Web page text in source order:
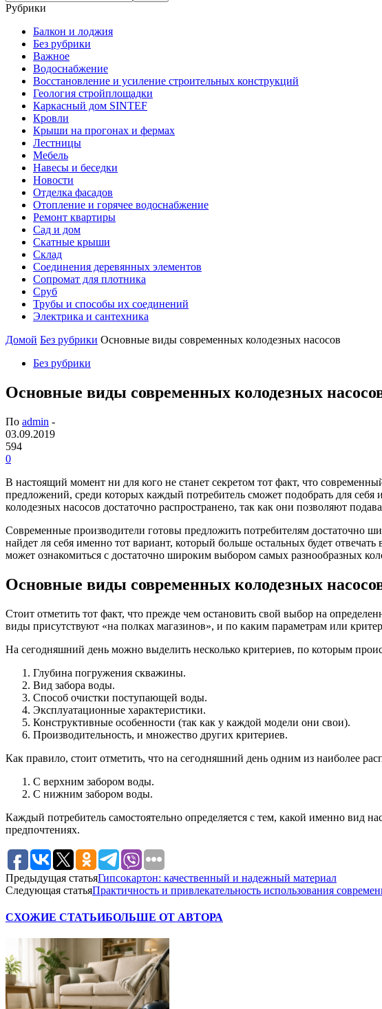
Рубрики
Балкон и лоджия
Без рубрики
Важное
Водоснабжение
Восстановление и усиление строительных конструкций
Геология стройплощадки
Каркасный дом SINTEF
Кровли
Крыши на прогонах и фермах
Лестницы
Мебель
Навесы и беседки
Новости
Отделка фасадов
Отопление и горячее водоснабжение
Ремонт квартиры
Сад и дом
Скатные крыши
Склад
Соединения деревянных элементов
Сопромат для плотника
Сруб
Трубы и способы их соединений
Электрика и сантехника
Домой Без рубрики Основные виды современных колодезных насосов
Без рубрики
Основные виды современных колодезных
По admin -
03.09.2019
594
0
В настоящий момент ни для кого не станет секретом тот факт, что
предложений, среди которых каждый потребитель сможет подобрать для себя
колодезных насосов достаточно распространено, так как они позволяют
Современные производители готовы предложить потребителям достаточно
найдет ля себя именно тот вариант, который больше остальных будет
может ознакомиться с достаточно широким выбором самых разнообразных
Основные виды современных колодезных
Стоит отметить тот факт, что прежде чем остановить свой выбор на
виды присутствуют «на полках магазинов», и по каким параметрам или
На сегодняшний день можно выделить несколько критериев, по которым
Глубина погружения скважины.
Вид забора воды.
Способ очистки поступающей воды.
Эксплуатационные характеристики.
Конструктивные особенности (так как у каждой модели они свои).
Производительность, и множество других критериев.
Как правило, стоит отметить, что на сегодняшний день одним из наиболее
С верхним забором воды.
С нижним забором воды.
Каждый потребитель самостоятельно определяется с тем, какой именно вид
предпочтениях.
Предыдущая статьяГипсокартон: качественный и надежный материал
Следующая статьяПрактичность и привлекательность использования
СХОЖИЕ СТАТЬИБОЛЬШЕ ОТ АВТОРА